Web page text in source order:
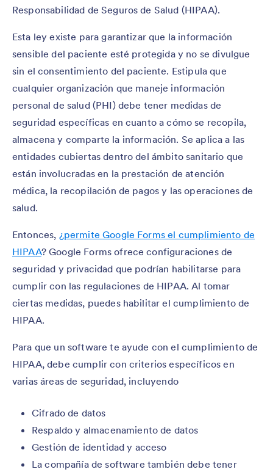
Responsabilidad de Seguros de Salud (HIPAA).
Esta ley existe para garantizar que la información
sensible del paciente esté protegida y no se divulgue
sin el consentimiento del paciente. Estipula que
cualquier organización que maneje información
personal de salud (PHI) debe tener medidas de
seguridad específicas en cuanto a cómo se recopila,
almacena y comparte la información. Se aplica a las
entidades cubiertas dentro del ámbito sanitario que
están involucradas en la prestación de atención
médica, la recopilación de pagos y las operaciones de
salud.
Entonces, ¿permite Google Forms el cumplimiento de
HIPAA? Google Forms ofrece configuraciones de
seguridad y privacidad que podrían habilitarse para
cumplir con las regulaciones de HIPAA. Al tomar
ciertas medidas, puedes habilitar el cumplimiento de
HIPAA.
Para que un software te ayude con el cumplimiento de
HIPAA, debe cumplir con criterios específicos en
varias áreas de seguridad, incluyendo
Cifrado de datos
Respaldo y almacenamiento de datos
Gestión de identidad y acceso
La compañía de software también debe tener